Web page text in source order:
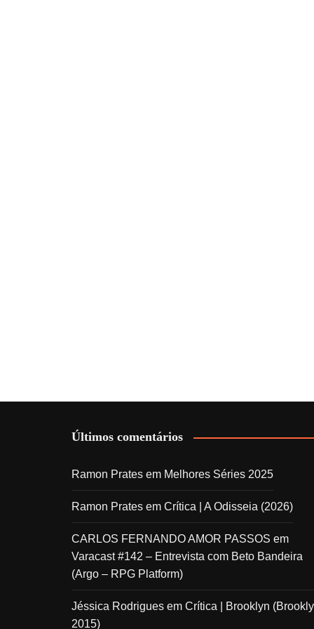
Últimos comentários
Ramon Prates em Melhores Séries 2025
Ramon Prates em Crítica | A Odisseia (2026)
CARLOS FERNANDO AMOR PASSOS em
Varacast #142 – Entrevista com Beto Bandeira
(Argo – RPG Platform)
Jéssica Rodrigues em Crítica | Brooklyn
2015)